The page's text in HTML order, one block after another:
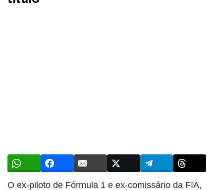
O ex-piloto de Fórmula 1 e ex-comissário da FIA,